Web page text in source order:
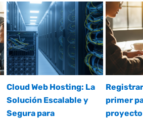
Cloud Web Hosting: La
Solución Escalable y
Segura para
primer